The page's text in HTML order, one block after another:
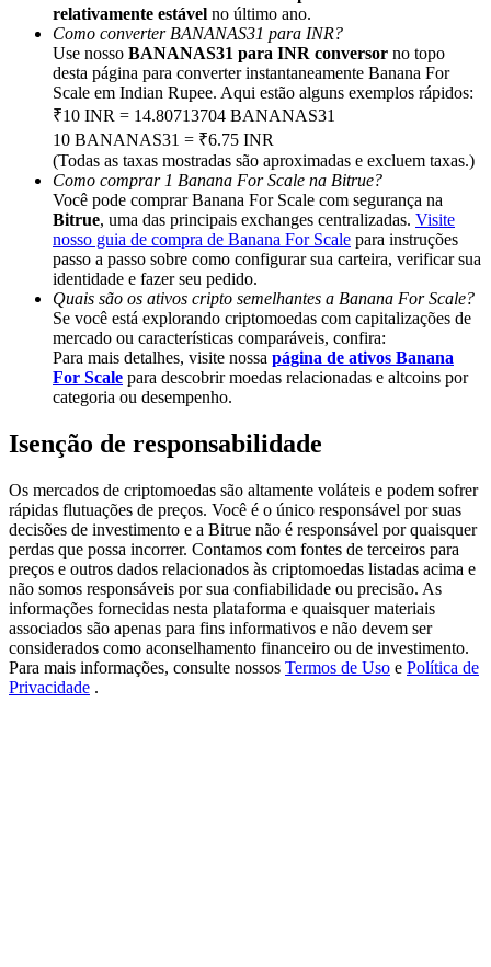
Deposit & Trade BTC to Share 25000 USDT prize pool!
Deposit CASHCAT & Win
Share 500000 CASHCAT prize pool
Exclusive for BitMart Users
Register & Trade to Win 500,000 USDT
Precious Metals Trading Carnival
Trade Gold & Silver · 33,333 USDT Bonus
USDT New User Exclusive 10% APR
USDT Flexible Staking | Daily Rewards
BTC New User Exclusive: 6.5% APR
BTC Flexible Staking | Daily Rewards
relativamente estável no último ano.
Como converter BANANAS31 para INR?
Use nosso BANANAS31 para INR conversor no topo
desta página para converter instantaneamente Banana For
Scale em Indian Rupee. Aqui estão alguns exemplos rápidos:
₹10 INR = 14.80713704 BANANAS31
10 BANANAS31 = ₹6.75 INR
(Todas as taxas mostradas são aproximadas e excluem taxas.)
Como comprar 1 Banana For Scale na Bitrue?
Você pode comprar Banana For Scale com segurança na
Bitrue, uma das principais exchanges centralizadas. Visite
nosso guia de compra de Banana For Scale para instruções
passo a passo sobre como configurar sua carteira, verificar sua
identidade e fazer seu pedido.
Quais são os ativos cripto semelhantes a Banana For Scale?
Se você está explorando criptomoedas com capitalizações de
mercado ou características comparáveis, confira:
Para mais detalhes, visite nossa página de ativos Banana
For Scale para descobrir moedas relacionadas e altcoins por
categoria ou desempenho.
Isenção de responsabilidade
Os mercados de criptomoedas são altamente voláteis e podem sofrer
rápidas flutuações de preços. Você é o único responsável por suas
decisões de investimento e a Bitrue não é responsável por quaisquer
perdas que possa incorrer. Contamos com fontes de terceiros para
preços e outros dados relacionados às criptomoedas listadas acima e
não somos responsáveis por sua confiabilidade ou precisão. As
informações fornecidas nesta plataforma e quaisquer materiais
associados são apenas para fins informativos e não devem ser
considerados como aconselhamento financeiro ou de investimento.
Para mais informações, consulte nossos Termos de Uso e Política de
Privacidade .